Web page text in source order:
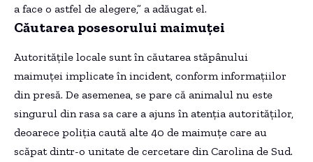
a face o astfel de alegere,” a adăugat el.
Căutarea posesorului maimuței
Autoritățile locale sunt în căutarea stăpânului
maimuței implicate în incident, conform informațiilor
din presă. De asemenea, se pare că animalul nu este
singurul din rasa sa care a ajuns în atenția autorităților,
deoarece poliția caută alte 40 de maimuțe care au
scăpat dintr-o unitate de cercetare din Carolina de Sud.